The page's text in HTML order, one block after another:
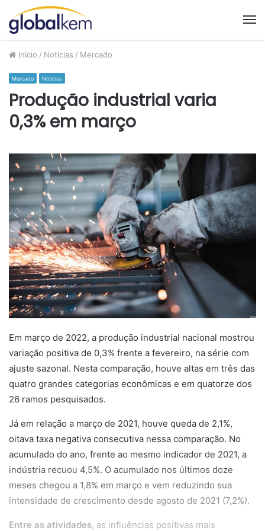
Início / Notícias / Mercado
Mercado Notícias
Produção industrial varia
0,3% em março
Em março de 2022, a produção industrial nacional mostrou
variação positiva de 0,3% frente a fevereiro, na série com
ajuste sazonal. Nesta comparação, houve altas em três das
quatro grandes categorias econômicas e em quatorze dos
26 ramos pesquisados.
Já em relação a março de 2021, houve queda de 2,1%,
oitava taxa negativa consecutiva nessa comparação. No
acumulado do ano, frente ao mesmo indicador de 2021, a
indústria recuou 4,5%. O acumulado nos últimos doze
meses chegou a 1,8% em março e vem reduzindo sua
intensidade de crescimento desde agosto de 2021 (7,2%).
Entre as atividades, as influências positivas mais